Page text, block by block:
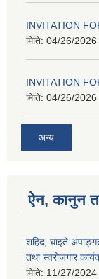
INVITATION
मिति: 04/26/
INVITATION
मिति: 04/26/
अन्य
ऐन, कानुन
शहिद, घाइते
तथा स्वरोजगार
मिति: 11/27/